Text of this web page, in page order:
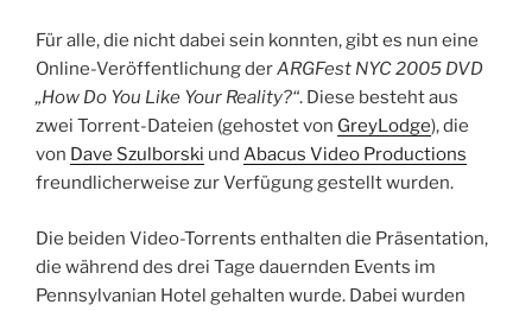
Für alle, die nicht dabei sein konnten, gibt es nun eine
Online-Veröffentlichung derARGFest NYC 2005 DVD
„How Do You Like Your Reality?“. Diese besteht aus
zwei Torrent-Dateien (gehostet von GreyLodge), die
von Dave Szulborski und Abacus Video Productions
freundlicherweise zur Verfügung gestellt wurden.
Die beiden Video-Torrents enthalten die Präsentation,
die während des drei Tage dauernden Events im
Pennsylvanian Hotel gehalten wurde. Dabei wurden